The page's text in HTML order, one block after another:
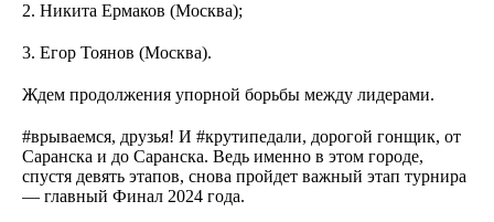
2. Никита Ермаков (Москва);
3. Егор Тоянов (Москва).
Ждем продолжения упорной борьбы между лидерами.
#врываемся, друзья! И #крутипедали, дорогой гонщик, от
Саранска и до Саранска. Ведь именно в этом городе,
спустя девять этапов, снова пройдет важный этап турнира
— главный Финал 2024 года.